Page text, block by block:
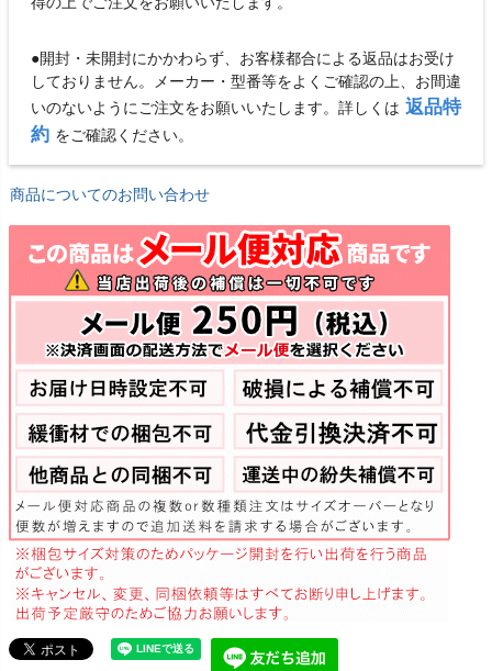
●開封・未開封にかかわらず、お客様都合による返品はお受け
しておりません。メーカー・型番等をよくご確認の上、お間違
いのないようにご注文をお願いいたします。詳しくは 返品特
約 をご確認ください。
商品についてのお問い合わせ